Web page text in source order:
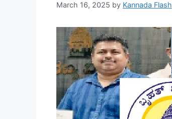
March 16, 2025 by Kannada Flash